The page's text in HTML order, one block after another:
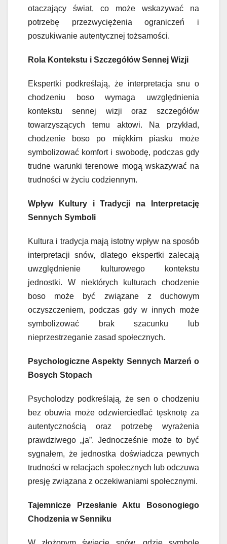
otaczający świat, co może wskazywać na
potrzebę przezwyciężenia ograniczeń i
poszukiwanie autentycznej tożsamości.
Rola Kontekstu i Szczegółów Sennej Wizji
Ekspertki podkreślają, że interpretacja snu o
chodzeniu boso wymaga uwzględnienia
kontekstu sennej wizji oraz szczegółów
towarzyszących temu aktowi. Na przykład,
chodzenie boso po miękkim piasku może
symbolizować komfort i swobodę, podczas gdy
trudne warunki terenowe mogą wskazywać na
trudności w życiu codziennym.
Wpływ Kultury i Tradycji na Interpretację
Sennych Symboli
Kultura i tradycja mają istotny wpływ na sposób
interpretacji snów, dlatego ekspertki zalecają
uwzględnienie kulturowego kontekstu
jednostki. W niektórych kulturach chodzenie
boso może być związane z duchowym
oczyszczeniem, podczas gdy w innych może
symbolizować brak szacunku lub
nieprzestrzeganie zasad społecznych.
Psychologiczne Aspekty Sennych Marzeń o
Bosych Stopach
Psycholodzy podkreślają, że sen o chodzeniu
bez obuwia może odzwierciedlać tęsknotę za
autentycznością oraz potrzebę wyrażenia
prawdziwego „ja”. Jednocześnie może to być
sygnałem, że jednostka doświadcza pewnych
trudności w relacjach społecznych lub odczuwa
presję związana z oczekiwaniami społecznymi.
Tajemnicze Przesłanie Aktu Bosonogiego
Chodzenia w Senniku